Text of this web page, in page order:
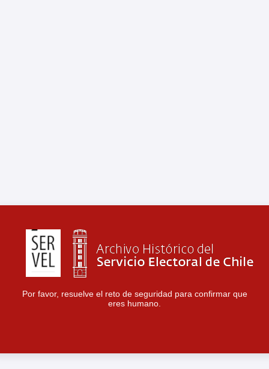
Por favor, resuelve el reto de seguridad para confirmar que
eres humano.